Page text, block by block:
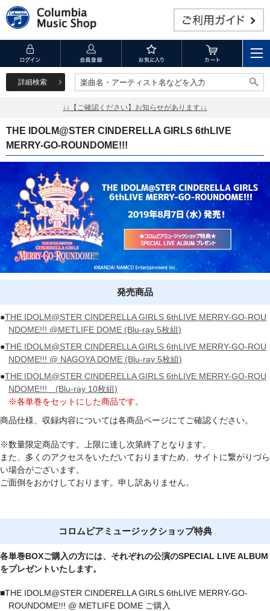
詳細検索 楽曲名・アーティスト名などを入力
楽曲名・アーティスト名などを入力
↓↓【ご確認ください】お知らせがあります↓↓
THE IDOLM@STER CINDERELLA GIRLS 6thLIVE
MERRY-GO-ROUNDOME!!!
発売商品
●THE IDOLM@STER CINDERELLA GIRLS 6thLIVE MERRY-GO-ROU
NDOME!!! @METLIFE DOME (Blu-ray 5枚組)
●THE IDOLM@STER CINDERELLA GIRLS 6thLIVE MERRY-GO-ROU
NDOME!!! @ NAGOYA DOME (Blu-ray 5枚組)
●THE IDOLM@STER CINDERELLA GIRLS 6thLIVE MERRY-GO-ROU
NDOME!!! (Blu-ray 10枚組)
※各単巻をセットにした商品です。
商品仕様、収録内容については各商品ページにてご確認ください。
※数量限定商品です。上限に達し次第終了となります。
また、多くのアクセスをいただいておりますため、サイトに繋がりづら
い場合がございます。
ご面倒をおかけしております。申し訳ありません。
コロムビアミュージックショップ特典
各単巻BOXご購入の方には、それぞれの公演のSPECIAL LIVE ALBUM
をプレゼントいたします。
■THE IDOLM@STER CINDERELLA GIRLS 6thLIVE MERRY-GO-
ROUNDOME!!! @ METLIFE DOME ご購入